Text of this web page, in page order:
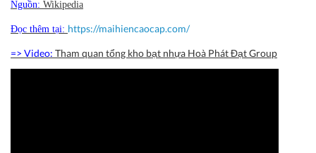
Nguồn: Wikipedia
Đọc thêm tại: https://maihiencaocap.com/
=> Video: Tham quan tổng kho bạt nhựa Hoà Phát Đạt Group